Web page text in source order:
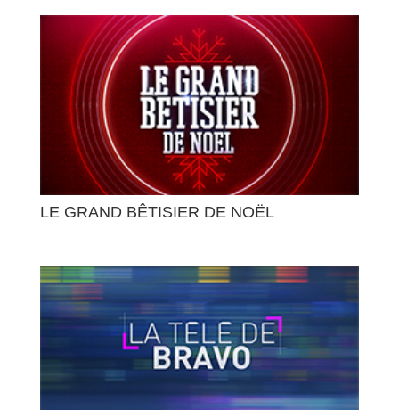
LE GRAND BÊTISIER DE NOËL